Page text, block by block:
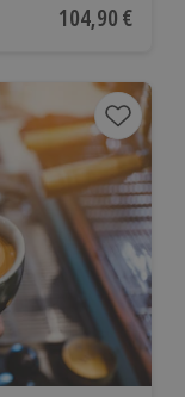
Bewertungen
Aktueller Preis
104,90 €